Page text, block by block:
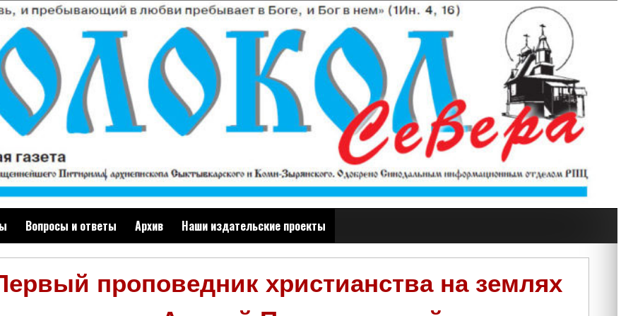
Вопросы и ответы Архив Наши издательские проекты
проповедник христианства на землях